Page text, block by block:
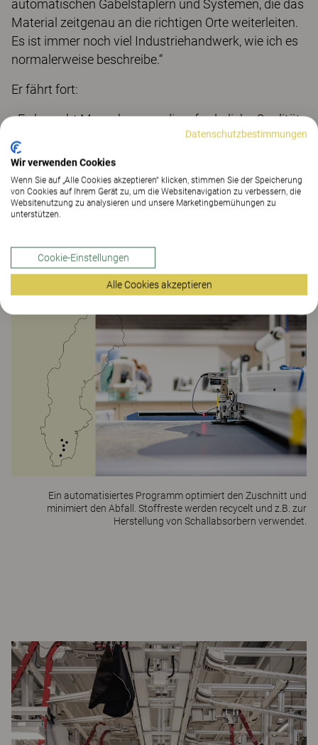
automatischen Gabelstaplern und Systemen, die das
Material zeitgenau an die richtigen Orte weiterleiten.
Es ist immer noch viel Industriehandwerk, wie ich es
normalerweise beschreibe.“
Er fährt fort:
„Es braucht Menschen, um die erforderliche Qualität,
sowohl beim Nähen als auch beim Polstern. Vieles
können die Roboter nicht. Man braucht menschliches
Wissen und Erfahrung.“
Kinnarp, Skillingaryd, Jönköping, Vinslöv und
zwei Werke in Tranås.
Ein automatisiertes Programm optimiert den Zuschnitt und
minimiert den Abfall. Stoffreste werden recycelt und z.B. zur
Herstellung von Schallabsorbern verwendet.
Datenschutzbestimmungen
Wir verwenden Cookies
Wenn Sie auf „Alle Cookies akzeptieren“ klicken, stimmen Sie der Speicherung
von Cookies auf Ihrem Gerät zu, um die Websitenavigation zu verbessern, die
Websitenutzung zu analysieren und unsere Marketingbemühungen zu
unterstützen.
Cookie-Einstellungen
Alle Cookies akzeptieren